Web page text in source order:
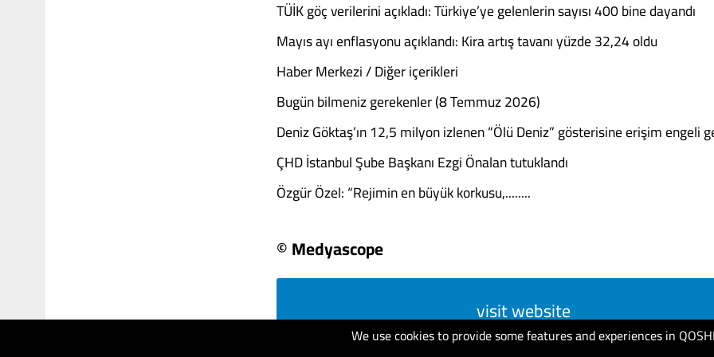
We use cookies to provide some features and experiences in
TÜİK göç verilerini açıkladı: Türkiye’ye gelenlerin sayısı 400 bine dayandı
Mayıs ayı enflasyonu açıklandı: Kira artış tavanı yüzde 32,24 oldu
Haber Merkezi / Diğer içerikleri
Bugün bilmeniz gerekenler (8 Temmuz 2026)
Deniz Göktaş’ın 12,5 milyon izlenen “Ölü Deniz” gösterisine erişim engeli
ÇHD İstanbul Şube Başkanı Ezgi Önalan tutuklandı
Özgür Özel: “Rejimin en büyük korkusu,........
© Medyascope
visit website